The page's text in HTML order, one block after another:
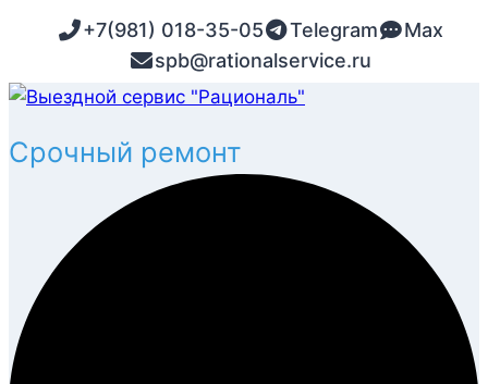
Перейти
содержимому
+7(981) 018-35-05 Telegram
Max
spb@rationalservice.ru
Запчасти и расходники